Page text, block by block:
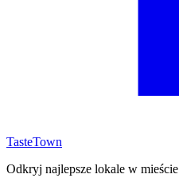
TasteTown
Odkryj najlepsze lokale w mieście